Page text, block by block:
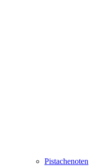
Pistachenoten